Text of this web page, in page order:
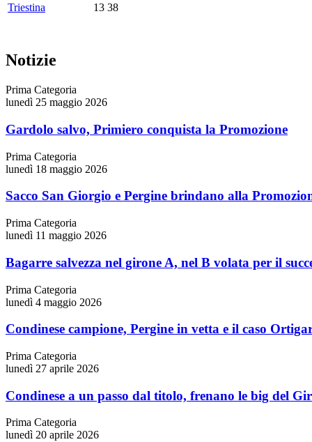
Triestina
13 38
Notizie
Prima Categoria
lunedì 25 maggio 2026
Gardolo salvo, Primiero conquista la Promozione
Prima Categoria
lunedì 18 maggio 2026
Sacco San Giorgio e Pergine brindano alla
Prima Categoria
lunedì 11 maggio 2026
Bagarre salvezza nel girone A, nel B volata per il
Prima Categoria
lunedì 4 maggio 2026
Condinese campione, Pergine in vetta e il caso
Prima Categoria
lunedì 27 aprile 2026
Condinese a un passo dal titolo, frenano le big del
Prima Categoria
lunedì 20 aprile 2026